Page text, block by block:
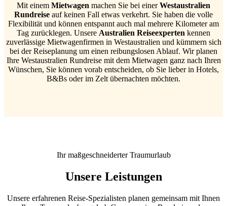
Mit einem Mietwagen machen Sie bei einerWestaustralien
Rundreise auf keinen Fall etwas verkehrt. Sie haben die volle
Flexibilität und können entspannt auch mal mehrere Kilometer am
Tag zurücklegen. Unsere Australien Reiseexperten kennen
zuverlässige Mietwagenfirmen in Westaustralien und kümmern sich
bei der Reiseplanung um einen reibungslosen Ablauf. Wir planen
Ihre Westaustralien Rundreise mit dem Mietwagen ganz nach Ihren
Wünschen, Sie können vorab entscheiden, ob Sie lieber in Hotels,
B&Bs oder im Zelt übernachten möchten.
Ihr maßgeschneiderter Traumurlaub
Unsere Leistungen
Unsere erfahrenen Reise-Spezialisten planen gemeinsam mit Ihnen